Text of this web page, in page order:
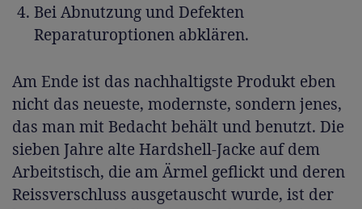
Bei Abnutzung und Defekten
Reparaturoptionen abklären.
Am Ende ist das nachhaltigste Produkt eben
nicht das neueste, modernste, sondern jenes,
das man mit Bedacht behält und benutzt. Die
sieben Jahre alte Hardshell-Jacke auf dem
Arbeitstisch, die am Ärmel geflickt und deren
Reissverschluss ausgetauscht wurde, ist der